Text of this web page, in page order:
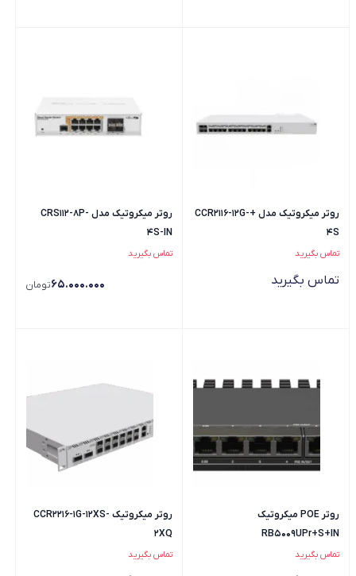
روتر میکروتیک مدل +CCR2116-12G-
4S
تماس بگیرید
تماس بگیرید
روتر میکروتیک مدل CRS112-8P-
4S-IN
تماس بگیرید
65.000.000تومان
روتر POE میکروتیک
RB5009UPr+S+IN
تماس بگیرید
روتر میکروتیک CCR2216-1G-12XS-
2XQ
تماس بگیرید